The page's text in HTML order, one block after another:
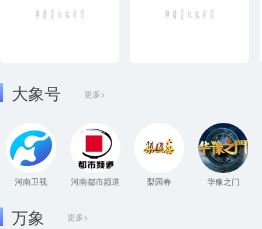
大象号 更多>
河南卫视 河南都市频道 梨园春 华豫之门
更多>
万象